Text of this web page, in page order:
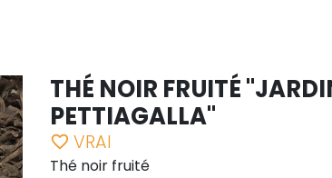
THÉ NOIR FRUITÉ
PETTIAGALLA"
favorite_border VRAI
Thé noir fruité